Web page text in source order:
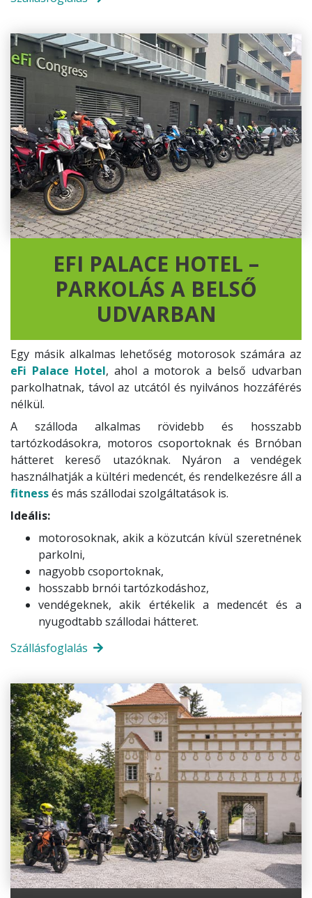
EFI PALACE HOTEL –
PARKOLÁS A BELSŐ
UDVARBAN
Egy másik alkalmas lehetőség motorosok számára az
eFi Palace Hotel, ahol a motorok a belső udvarban
parkolhatnak, távol az utcától és nyilvános hozzáférés
nélkül.
A szálloda alkalmas rövidebb és hosszabb
tartózkodásokra, motoros csoportoknak és Brnóban
hátteret kereső utazóknak. Nyáron a vendégek
használhatják a kültéri medencét, és rendelkezésre áll a
fitnessés más szállodai szolgáltatások is.
Ideális:
motorosoknak, akik a közutcán kívül szeretnének
parkolni,
nagyobb csoportoknak,
hosszabb brnói tartózkodáshoz,
vendégeknek, akik értékelik a medencét és a
nyugodtabb szállodai hátteret.
Szállásfoglalás